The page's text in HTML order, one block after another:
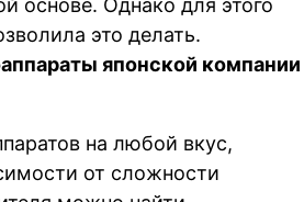
это делать.
японской компании
на любой вкус,
от сложности